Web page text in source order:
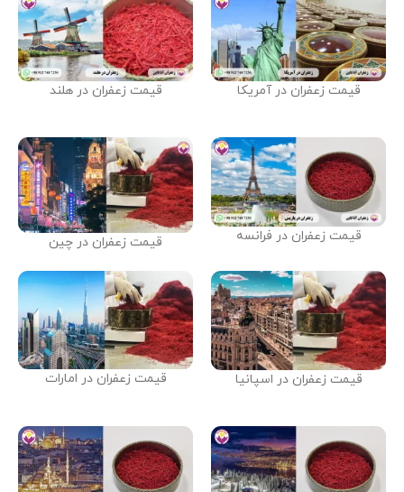
قیمت زعفران در آمریکا قیمت زعفران در هلند
قیمت زعفران در فرانسه قیمت زعفران در چین
قیمت زعفران در اسپانیا قیمت زعفران در امارات